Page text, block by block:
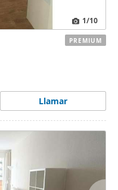
1/10
Llamar
PREMIUM